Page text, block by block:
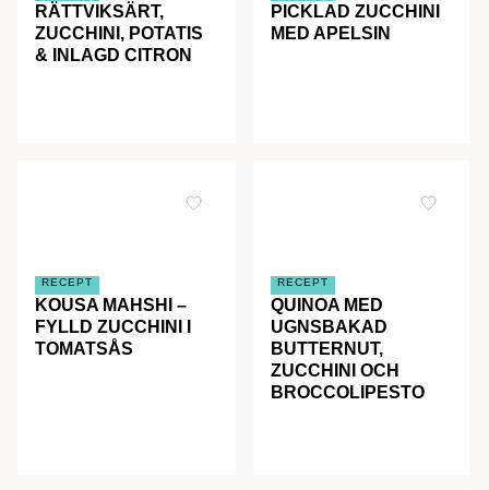
RÄTTVIKSÄRT,
ZUCCHINI, POTATIS
& INLAGD CITRON
PICKLAD ZUCCHINI
MED APELSIN
RECEPT
KOUSA MAHSHI –
FYLLD ZUCCHINI I
TOMATSÅS
RECEPT
QUINOA MED
UGNSBAKAD
BUTTERNUT,
ZUCCHINI OCH
BROCCOLIPESTO